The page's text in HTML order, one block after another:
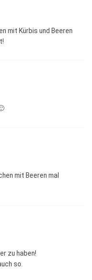
mit Kürbis und Beeren
mit Beeren mal
zu haben!
so.